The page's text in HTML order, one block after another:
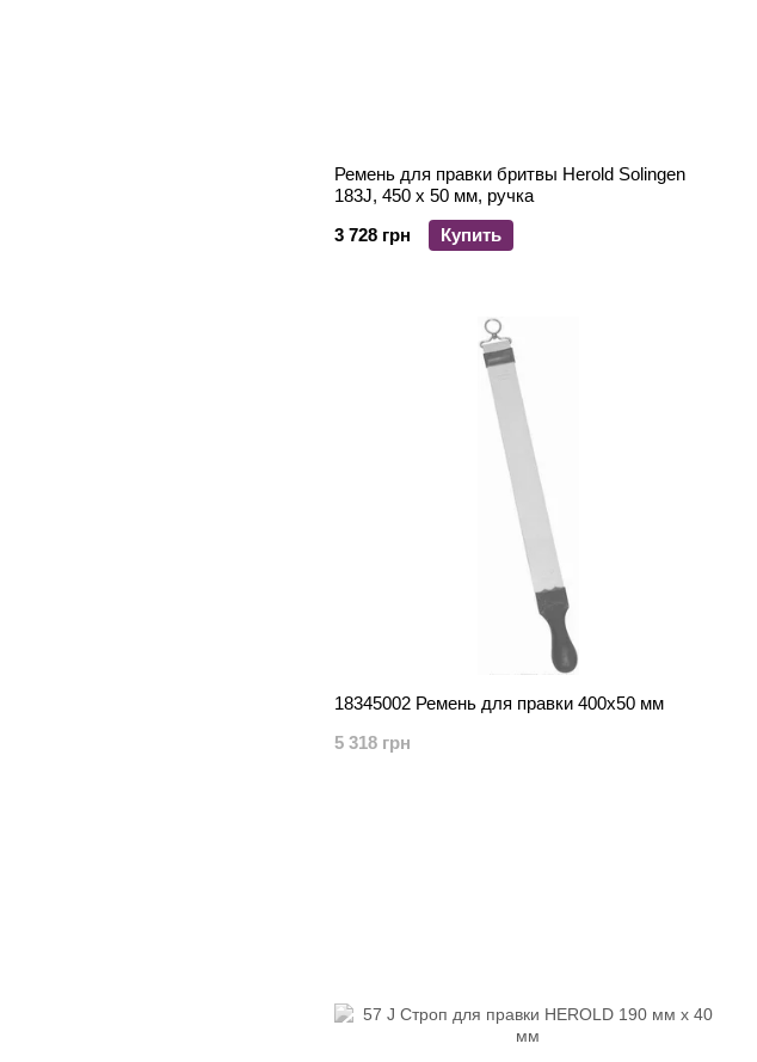
Ремень для правки бритвы Herold Solingen
183J, 450 x 50 мм, ручка
3 728 грн
Купить
18345002 Ремень для правки 400х50 мм
5 318 грн